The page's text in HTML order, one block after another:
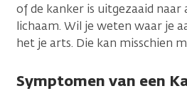
of de kanker is uitgezaaid naar
lichaam. Wil je weten waar je
het je arts. Die kan misschien
Symptomen van een